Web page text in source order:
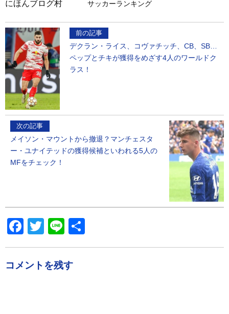
にほんブログ村 サッカーランキング
前の記事
デクラン・ライス、コヴァチッチ、CB、SB…
ペップとチキが獲得をめざす4人のワールドク
ラス！
次の記事
メイソン・マウントから撤退？マンチェスタ
ー・ユナイテッドの獲得候補といわれる5人の
MFをチェック！
Facebook
Twitter
Line
有
コメントを残す